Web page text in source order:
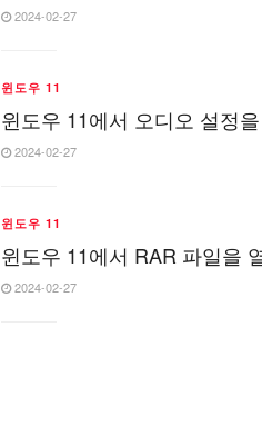
2024-02-27
윈도우 11
윈도우 11에서 오디오 설정
2024-02-27
윈도우 11
윈도우 11에서 RAR 파일을
2024-02-27